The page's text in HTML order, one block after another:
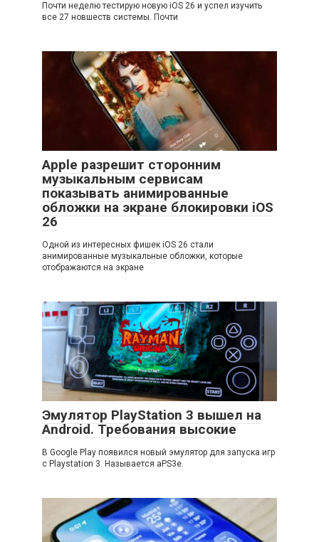
Почти неделю тестирую новую iOS 26 и успел изучить
все 27 новшеств системы. Почти
Apple разрешит сторонним
музыкальным сервисам
показывать анимированные
обложки на экране блокировки iOS
26
Одной из интересных фишек iOS 26 стали
анимированные музыкальные обложки, которые
отображаются на экране
Эмулятор PlayStation 3 вышел на
Android. Требования высокие
В Google Play появился новый эмулятор для запуска игр
с Playstation 3. Называется aPS3e.